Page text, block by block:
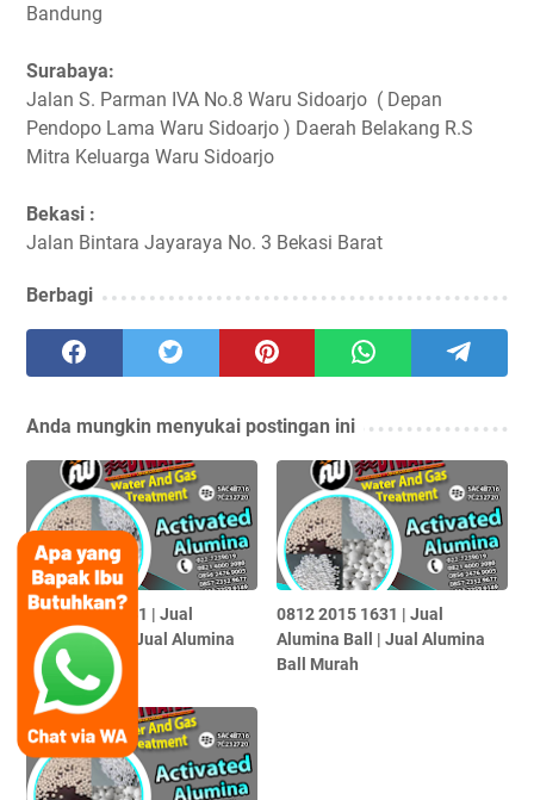
Bandung
Surabaya:
Jalan S. Parman IVA No.8 Waru Sidoarjo ( Depan
Pendopo Lama Waru Sidoarjo ) Daerah Belakang R.S
Mitra Keluarga Waru Sidoarjo
Bekasi :
Jalan Bintara Jayaraya No. 3 Bekasi Barat
Berbagi
Anda mungkin menyukai postingan ini
0812 2015 1631 | Jual
Alumina Ball | Jual Alumina
Ball Murah
0812 2015 1631 | Jual
Alumina Ball | Jual Alumina
Ball Murah